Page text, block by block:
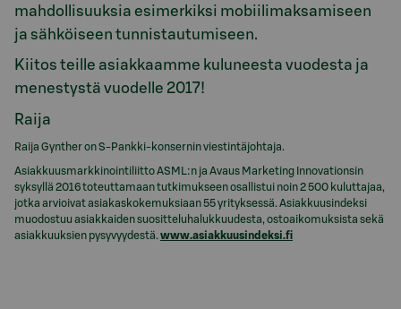
mahdollisuuksia esimerkiksi mobiilimaksamiseen
ja sähköiseen tunnistautumiseen.
Kiitos teille asiakkaamme kuluneesta vuodesta ja
menestystä vuodelle 2017!
Raija
Raija Gynther on S-Pankki-konsernin viestintäjohtaja.
Asiakkuusmarkkinointiliitto ASML:n ja Avaus Marketing Innovationsin
syksyllä 2016 toteuttamaan tutkimukseen osallistui noin 2 500 kuluttajaa,
jotka arvioivat asiakaskokemuksiaan 55 yrityksessä. Asiakkuusindeksi
muodostuu asiakkaiden suositteluhalukkuudesta, ostoaikomuksista sekä
asiakkuuksien pysyvyydestä. www.asiakkuusindeksi.fi